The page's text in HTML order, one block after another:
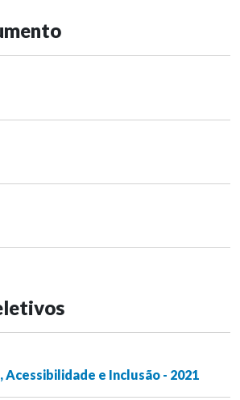
e Inclusão - 2021